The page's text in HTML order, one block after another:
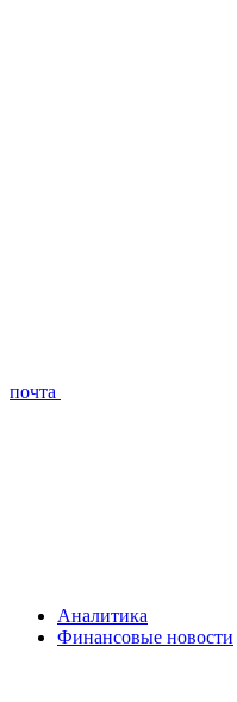
почта
Аналитика
Финансовые новости